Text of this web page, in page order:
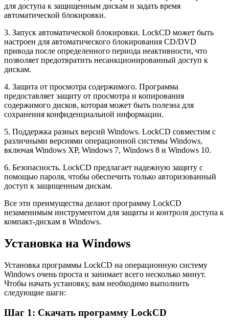
для доступа к защищенным дискам и задать время
автоматической блокировки.
3. Запуск автоматической блокировки. LockCD может быть
настроен для автоматического блокирования CD/DVD
привода после определенного периода неактивности, что
позволяет предотвратить несанкционированный доступ к
дискам.
4. Защита от просмотра содержимого. Программа
предоставляет защиту от просмотра и копирования
содержимого дисков, которая может быть полезна для
сохранения конфиденциальной информации.
5. Поддержка разных версий Windows. LockCD совместим с
различными версиями операционной системы Windows,
включая Windows XP, Windows 7, Windows 8 и Windows 10.
6. Безопасность. LockCD предлагает надежную защиту с
помощью пароля, чтобы обеспечить только авторизованный
доступ к защищенным дискам.
Все эти преимущества делают программу LockCD
незаменимым инструментом для защиты и контроля доступа к
компакт-дискам в Windows.
Установка на Windows
Установка программы LockCD на операционную систему
Windows очень проста и занимает всего несколько минут.
Чтобы начать установку, вам необходимо выполнить
следующие шаги:
Шаг 1: Скачать программу LockCD